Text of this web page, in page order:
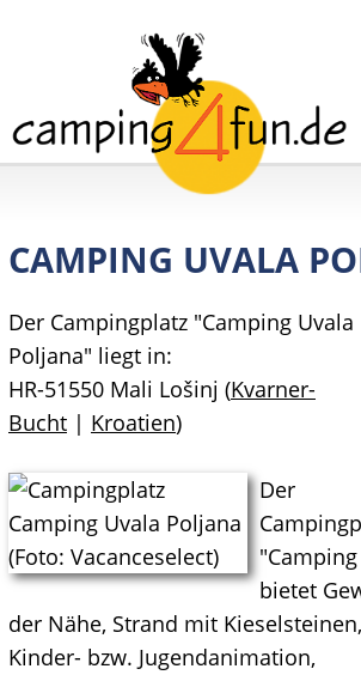
CAMPING UVALA
Der Campingplatz "Camping Uvala
Poljana" liegt in:
HR-51550 Mali Lošinj (Kvarner-
Bucht | Kroatien)
Der
bietet
der Nähe, Strand mit
Kinder- bzw. Jugendanimation,